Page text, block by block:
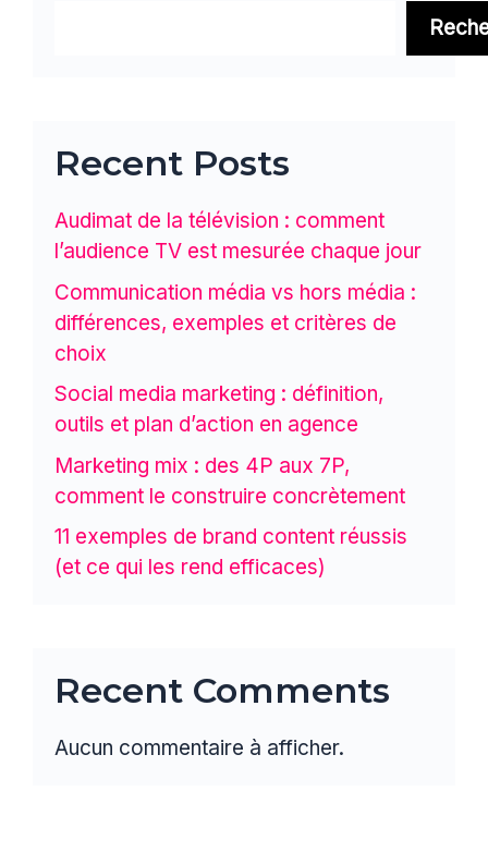
Recent Posts
Audimat de la télévision : comment
l’audience TV est mesurée chaque jour
Communication média vs hors média :
différences, exemples et critères de
choix
Social media marketing : définition,
outils et plan d’action en agence
Marketing mix : des 4P aux 7P,
comment le construire concrètement
11 exemples de brand content réussis
(et ce qui les rend efficaces)
Recent Comments
Aucun commentaire à afficher.